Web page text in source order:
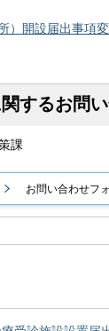
）開設届出事項
するお問
課